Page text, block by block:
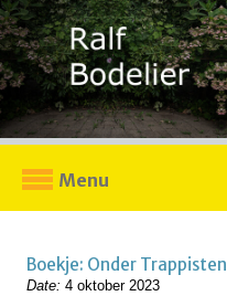
Menu
Boekje: Onder Trappisten
Date: 4 oktober 2023